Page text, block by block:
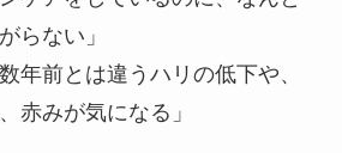
らない」
年前とは違うハリの低下や、
赤みが気になる」